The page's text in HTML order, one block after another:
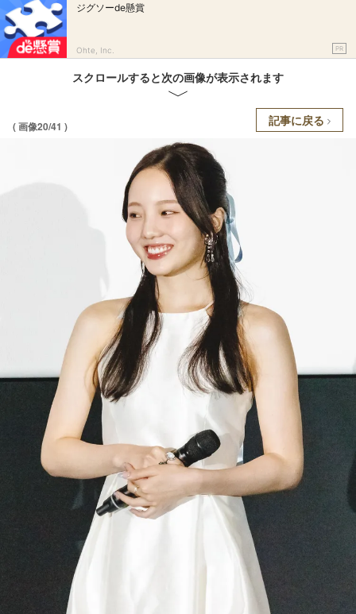
ジグソーde懸賞
Ohte, Inc. PR
スクロールすると次の画像が表示されます
( 画像20/41 ) 記事に戻る